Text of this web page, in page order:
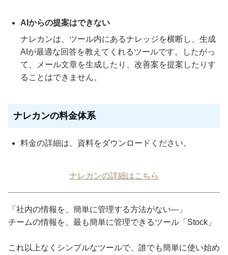
AIからの提案はできない
ナレカンは、ツール内にあるナレッジを横断し、生成
AIが最適な回答を教えてくれるツールです。したがっ
て、メール文章を生成したり、改善案を提案したりす
ることはできません。
ナレカンの料金体系
料金の詳細は、資料をダウンロードください。
ナレカンの詳細はこちら
「社内の情報を、簡単に管理する方法がない---」
チームの情報を、最も簡単に管理できるツール「Stock」
これ以上なくシンプルなツールで、誰でも簡単に使い始め